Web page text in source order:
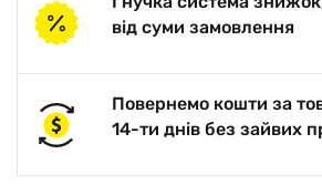
від суми замовлення
Повернемо кошти за
14-ти днів без зайвих